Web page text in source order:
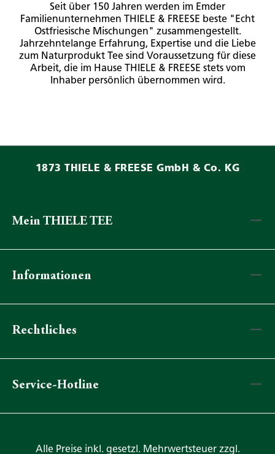
Seit über 150 Jahren werden im Emder
Familienunternehmen THIELE & FREESE beste "Echt
Ostfriesische Mischungen" zusammengestellt.
Jahrzehntelange Erfahrung, Expertise und die Liebe
zum Naturprodukt Tee sind Voraussetzung für diese
Arbeit, die im Hause THIELE & FREESE stets vom
Inhaber persönlich übernommen wird.
1873 THIELE & FREESE GmbH & Co. KG
Mein THIELE TEE
Informationen
Rechtliches
Service-Hotline
Alle Preise inkl. gesetzl. Mehrwertsteuer zzgl.